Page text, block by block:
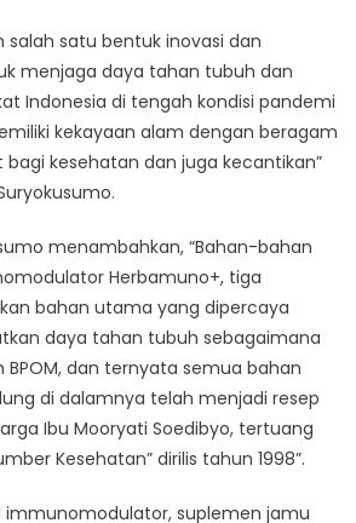
salah satu bentuk inovasi dan
menjaga daya tahan tubuh dan
Indonesia di tengah kondisi pandemi
kekayaan alam dengan beragam
kesehatan dan juga kecantikan”
menambahkan, “Bahan-bahan
Herbamuno+, tiga
bahan utama yang dipercaya
daya tahan tubuh sebagaimana
BPOM, dan ternyata semua bahan
di dalamnya telah menjadi resep
Ibu Mooryati Soedibyo, tertuang
Kesehatan” dirilis tahun 1998”.
immunomodulator, suplemen jamu